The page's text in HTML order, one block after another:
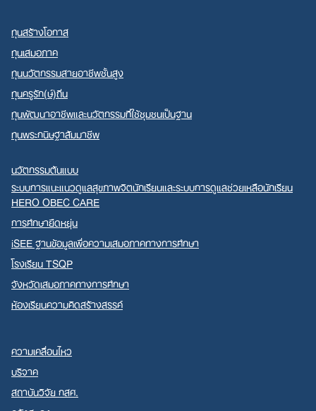
ทุนสร้างโอกาส
ทุนเสมอภาค
ทุนนวัตกรรมสายอาชีพชั้นสูง
ทุนครูรัก(ษ์)ถิ่น
ทุนพัฒนาอาชีพและนวัตกรรมที่ใช้ชุมชนเป็นฐาน
ทุนพระกนิษฐาสัมมาชีพ
นวัตกรรมต้นแบบ
ระบบการแนะแนวดูแลสุขภาพจิตนักเรียนและระบบการดูแลช่วยเหลือนักเรียน
HERO OBEC CARE
การศึกษายืดหยุ่น
iSEE ฐานข้อมูลเพื่อความเสมอภาคทางการศึกษา
โรงเรียน TSQP
จังหวัดเสมอภาคทางการศึกษา
ห้องเรียนความคิดสร้างสรรค์
ความเคลื่อนไหว
บริจาค
สถาบันวิจัย กสศ.